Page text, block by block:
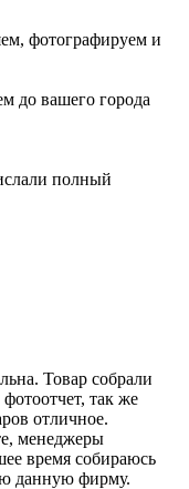
фотографируем и
до вашего города
полный
Товар собрали
так же
отличное.
менеджеры
время собираюсь
данную фирму.